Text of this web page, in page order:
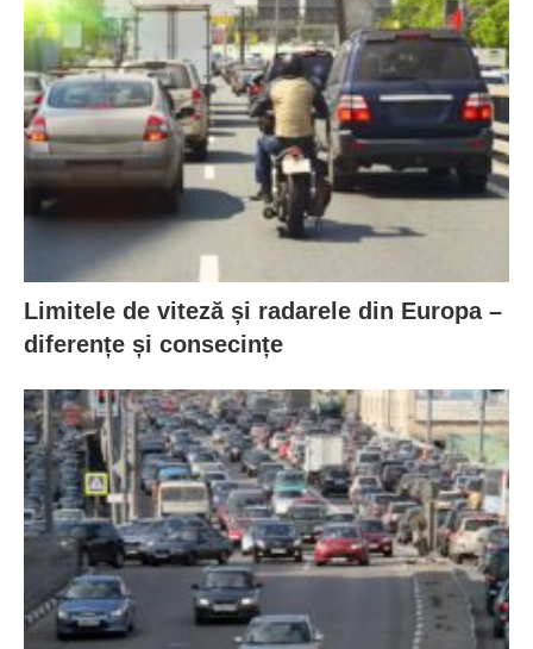
Limitele de viteză și radarele din Europa –
diferențe și consecințe